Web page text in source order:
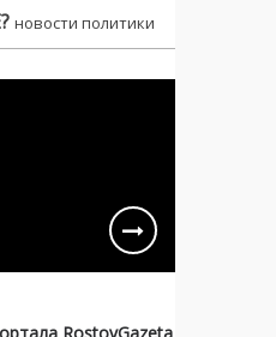
новости политики